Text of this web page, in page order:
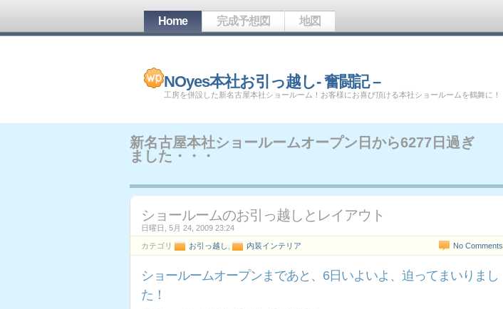
Home 完成予想図 地図
NOyes本社お引っ越し- 奮闘記 –
工房を併設した新名古屋本社ショールーム！お客様にお喜び頂ける本社ショールームを鶴舞に！
新名古屋本社ショールームオープン日から6277日過ぎ
ました・・・
ショールームのお引っ越しとレイアウト
日曜日, 5月 24, 2009 23:24
カテゴリ お引っ越し 内装インテリア No Comments
ショールームオープンまであと、6日いよいよ、迫ってまいりまし
た！